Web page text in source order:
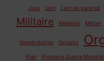
Jeux latin Lien de parenté
Militaire Médaille Métier
Numérotation Optants
Plan Première Guerre